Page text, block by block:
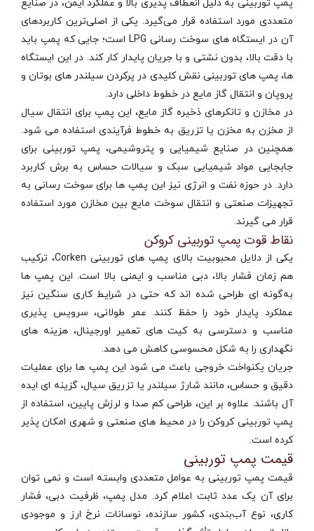
پمپ توربینی به دلیل انعطاف‌ پذیری بالا و عملکرد ایمن، در صنایع
متعددی مورد استفاده قرار می‌گیرد. یکی از اصلی‌ترین کاربردهای
آن در ایستگاه‌ های سوخت‌ رسانی LPG است؛ جایی که پمپ باید
با دقت بالا، بدون نشتی و با جریان پایدار کار کند. در این ایستگاه‌
ها، پمپ های توربینی نقش کلیدی در پرکردن سیلندر های بوتان و
پروپان و انتقال گاز مایع در خطوط داخلی دارد.
در مخازن و تانکرهای ذخیره گاز مایع، این پمپ برای انتقال سیال
از مخزن به مخزن یا تزریق به خطوط فرآیندی استفاده می‌ شود.
همچنین در صنایع شیمیایی و پتروشیمی، پمپ توربینی برای
جابجایی مواد شیمیایی سبک و سیالات حساس به برش کاربرد
دارد. در حوزه نفت و انرژی نیز این پمپ‌ ها برای سوخت‌ رسانی به
تجهیزات صنعتی و انتقال سوخت مایع بین مخازن مورد استفاده
قرار می‌ گیرند.
نقاط قوت پمپ توربینی کروکن
یکی از دلایل محبوبیت بالای پمپ‌ های توربینی Corken، ترکیب
هم‌ زمان فشار بالا، دبی مناسب و ایمنی بالا است. این پمپ‌ ها
به‌گونه‌ ای طراحی شده‌ اند که حتی در شرایط کاری سنگین نیز
عملکرد پایدار خود را حفظ کنند. عمر طولانی، سرویس‌ پذیری
مناسب و دسترسی به کیت‌ های تعمیر اورجینال، هزینه‌ های
نگهداری را به شکل محسوسی کاهش می‌ دهد.
جریان یکنواخت خروجی باعث می‌ شود این پمپ‌ ها برای عملیات
دقیق و حساس، مانند شارژ سیلندر یا تزریق سیال، گزینه‌ ای ایده‌
آل باشند. علاوه بر این، طراحی کم‌ صدا و لرزش پایین، استفاده از
پمپ توربینی کروکن را در محیط‌ های صنعتی و شهری امکان‌ پذیر
کرده است.
قیمت پمپ توربینی
قیمت پمپ توربینی به عوامل متعددی وابسته است و نمی‌ توان
برای آن یک عدد ثابت اعلام کرد. مدل پمپ، ظرفیت دبی، فشار
کاری، نوع آب‌بندی، کشور سازنده، نوسانات نرخ ارز و موجودی